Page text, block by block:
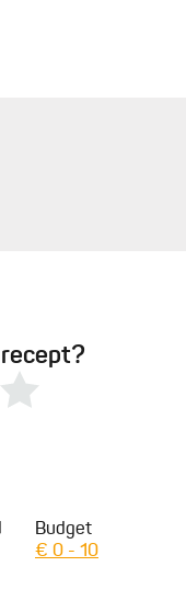
recept?
Budget
€ 0 - 10